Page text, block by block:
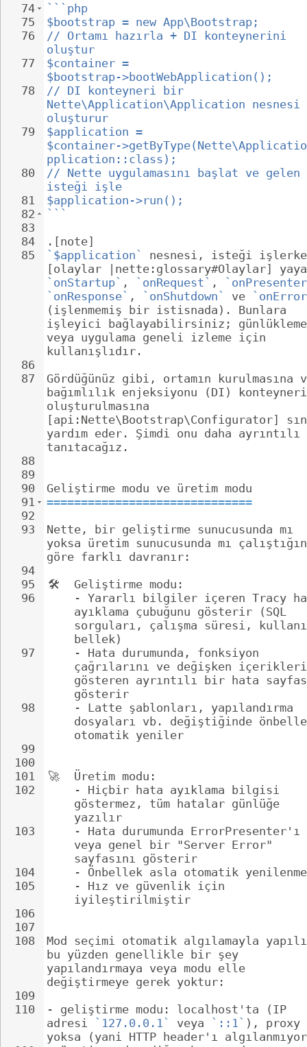
74
75
76
77
78
79
80
81
82
83
84
85
86
87
88
89
90
91
92
93
94
95
96
97
98
99
100
101
102
103
104
105
106
107
108
109
110
```php
$bootstrap = new App\Bootstrap;
// Ortamı hazırla + DI konteynerini
oluştur
$container =
$bootstrap->bootWebApplication();
// DI konteyneri bir
Nette\Application\Application nesnesi
oluşturur
$application =
$container-
pplication::class);
// Nette uygulamasını başlat ve gelen
isteği işle
$application->run();
```
.[note]
`$application`
nesnesi, isteği
[olaylar |nette:glossary#Olaylar]
`onStartup` , `onRequest` ,
`onResponse` , `onShutdown` ve
(işlenmemiş bir istisnada). Bunlara
işleyici bağlayabilirsiniz;
veya uygulama geneli izleme için
kullanışlıdır.
Gördüğünüz gibi, ortamın kurulmasına
bağımlılık enjeksiyonu (DI)
oluşturulmasına
[api:Nette\Bootstrap\Configurator]
yardım eder. Şimdi onu daha ayrıntılı
tanıtacağız.
Geliştirme modu ve üretim modu
==============================
Nette, bir geliştirme sunucusunda mı
yoksa üretim sunucusunda mı
göre farklı davranır:
🛠 ️  Geliştirme modu:
- Yararlı bilgiler içeren Tracy
ayıklama çubuğunu gösterir (SQL
sorguları, çalışma süresi,
bellek)
- Hata durumunda, fonksiyon
çağrılarını ve değişken
gösteren ayrıntılı bir hata
gösterir
- Latte şablonları, yapılandırma
dosyaları vb. değiştiğinde
otomatik yeniler
🚀
  Üretim modu:
- Hiçbir hata ayıklama bilgisi
göstermez, tüm hatalar günlüğe
yazılır
- Hata durumunda ErrorPresenter'ı
veya genel bir "Server Error"
sayfasını gösterir
- Önbellek asla otomatik
- Hız ve güvenlik için
iyileştirilmiştir
Mod seçimi otomatik algılamayla
bu yüzden genellikle bir şey
yapılandırmaya veya modu elle
değiştirmeye gerek yoktur:
- geliştirme modu: localhost'ta (IP
adresi
`127.0.0.1` veya `::1` ), proxy
yoksa (yani HTTP header'ı